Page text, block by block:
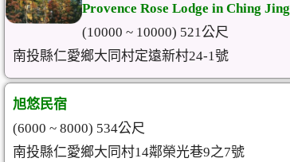
Provence Rose Lodge in Ching
(10000 ~ 10000) 521公尺
南投縣仁愛鄉大同村定遠新村24-1號
旭悠民宿
(6000 ~ 8000) 534公尺
南投縣仁愛鄉大同村14鄰榮光巷9之7號